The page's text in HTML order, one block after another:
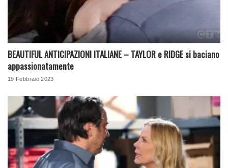
BEAUTIFUL ANTICIPAZIONI ITALIANE – TAYLOR e RIDGE si baciano
appassionatamente
19 Febbraio 2023